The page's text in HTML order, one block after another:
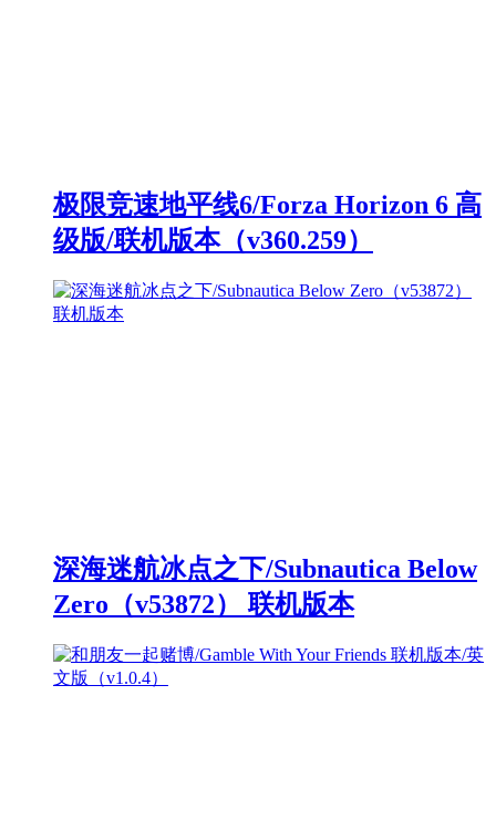
极限竞速地平线6/Forza Horizon 6 高
级版/联机版本（v360.259）
深海迷航冰点之下/Subnautica Below
Zero（v53872） 联机版本